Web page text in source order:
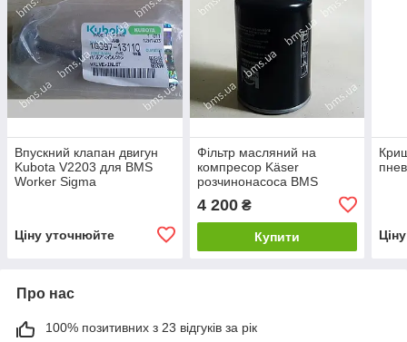
Впускний клапан двигун
Kubota V2203 для BMS
Worker Sigma
Ціну уточнюйте
Фільтр масляний на
компресор Käser
розчинонасоса BMS
4 200₴
Купити
Про нас
100% позитивних з 23 відгуків за рік